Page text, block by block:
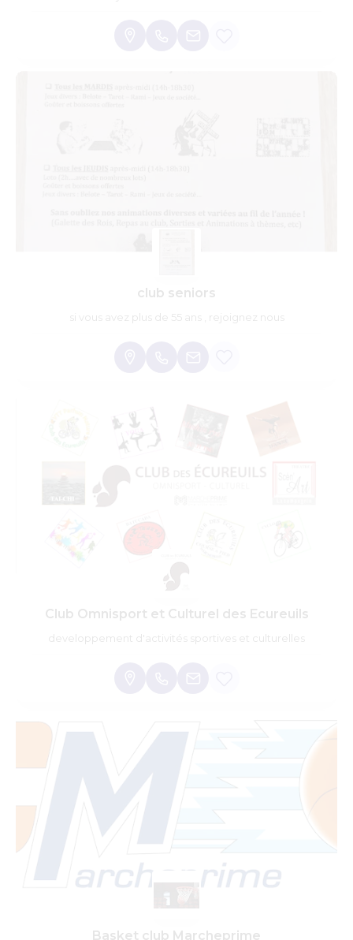
club seniors
si vous avez plus de 55 ans , rejoignez nous
Club Omnisport et Culturel des Ecureuils
developpement d'activités sportives et culturelles
Basket club Marcheprime